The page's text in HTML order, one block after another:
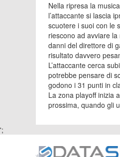
Nella ripresa la
l’attaccante si lascia
scuotere i suoi con le
riescono ad avviare
danni del direttore di
risultato davvero
L’attaccante cerca
potrebbe pensare di
godono i 31 punti in
La zona playoff inizia
prossima, quando gli
';